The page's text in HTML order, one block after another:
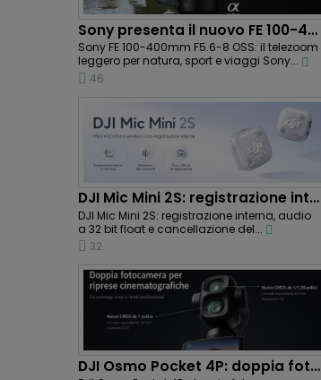
Sony presenta il nuovo FE 100-400mm F5.6-8 OSS:...
Sony FE 100-400mm F5.6-8 OSS: il telezoom
leggero per natura, sport e viaggi Sony...
46
DJI Mic Mini 2S: registrazione interna e...
DJI Mic Mini 2S: registrazione interna, audio
a 32 bit float e cancellazione del...
32
DJI Osmo Pocket 4P: doppia fotocamera e riprese...